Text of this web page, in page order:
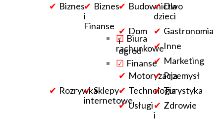
Biznes
Biznes
i
Finanse
Biura
rachunkowe
Finanse
Budownictwo
Dla
dzieci
Dom
i
ogród
Gastronomia
Inne
Marketing
MotoryzacjaPrzemysł
RozrywkaSklepy
internetowe
TechnologiaTurystyka
Usługi
Zdrowie
i